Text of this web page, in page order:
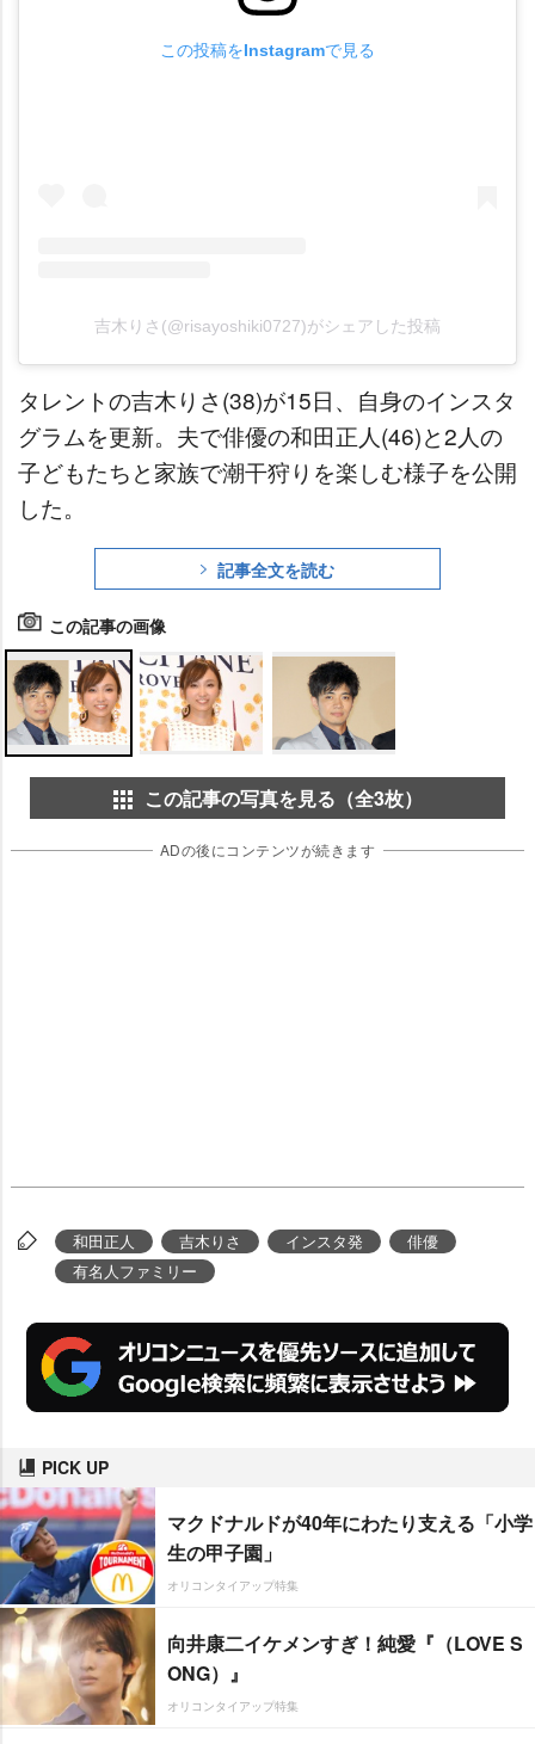
この投稿をInstagramで見る
吉木りさ(@risayoshiki0727)がシェアした投稿
タレントの吉木りさ(38)が15日、自身のインスタ
グラムを更新。夫で俳優の和田正人(46)と2人の
子どもたちと家族で潮干狩りを楽しむ様子を公開
した。
記事全文を読む
この記事の画像
この記事の写真を見る（全3枚）
ADの後にコンテンツが続きます
和田正人 吉木りさ インスタ発
俳優
有名人ファミリー
PICK UP
マクドナルドが40年にわたり支える「小学
生の甲子園」
オリコンタイアップ特集
向井康二イケメンすぎ！純愛『（LOVE S
ONG）』
オリコンタイアップ特集